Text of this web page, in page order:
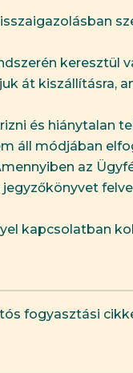
keresztül
át kiszállításra,
és hiánytalan
áll módjában
az
kapcsolatban
fogyasztási